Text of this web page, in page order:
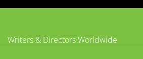
Writers & Directors Worldwide